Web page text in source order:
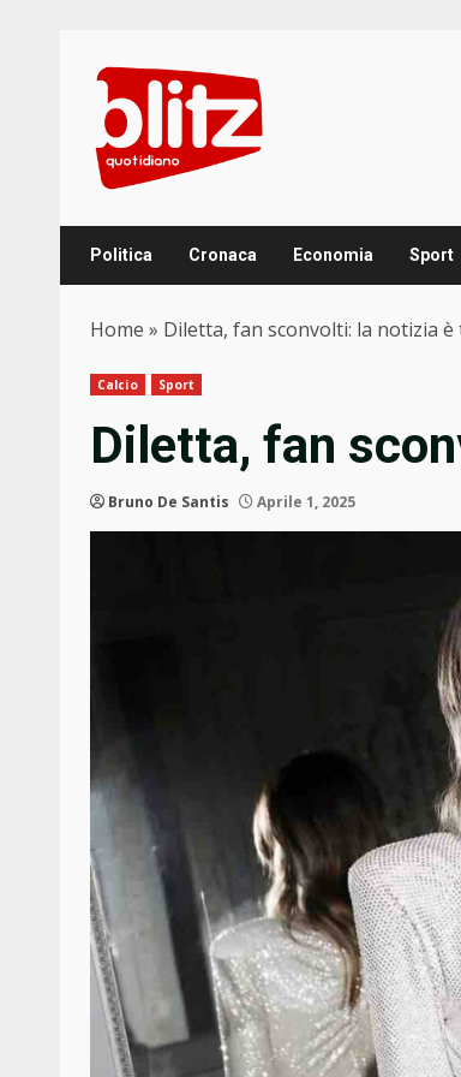
content
Politica Cronaca Economia Sport
Home » Diletta, fan sconvolti: la notizia è
Calcio Sport
Diletta, fan
Bruno De Santis Aprile 1, 2025